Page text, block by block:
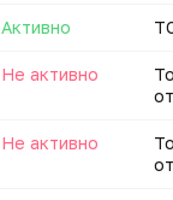
Активно
Не активно
Не активно